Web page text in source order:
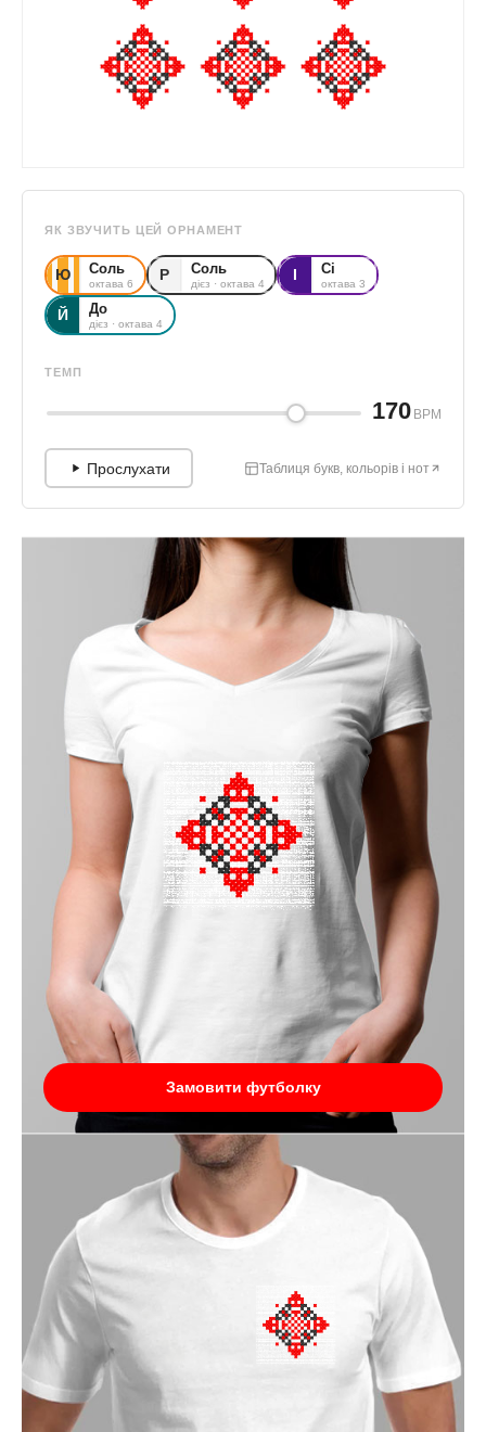
Замовити футболку
ЯК ЗВУЧИТЬ ЦЕЙ ОРНАМЕНТ
Ю Соль
октава 6 Р Соль
дієз · октава 4 І Сі
октава 3
Й До
дієз · октава 4
ТЕМП
170 BPM
Прослухати Таблиця букв, кольорів і нот